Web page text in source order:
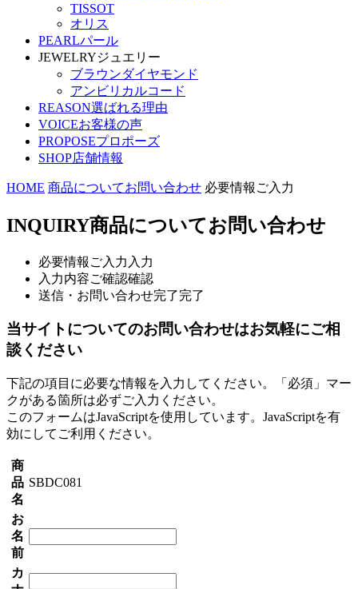
TISSOT
オリス
PEARLパール
JEWELRYジュエリー
ブラウンダイヤモンド
アンビリカルコード
REASON選ばれる理由
VOICEお客様の声
PROPOSEプロポーズ
SHOP店舗情報
HOME 商品についてお問い合わせ 必要情報ご入力
INQUIRY商品についてお問い合わせ
必要情報ご入力 入力
入力内容ご確認確認
送信・お問い合わせ完了完了
当サイトについてのお問い合わせはお気軽にご相
談ください
下記の項目に必要な情報を入力してください。「必須」マー
クがある箇所は必ずご入力ください。
このフォームはJavaScriptを使用しています。JavaScriptを有
効にしてご利用ください。
商
品
名
SBDC081
お
名
前
カ